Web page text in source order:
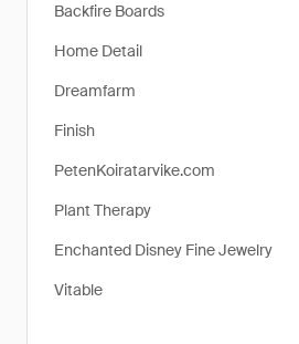
Backfire Boards
Home Detail
Dreamfarm
Finish
PetenKoiratarvike.com
Plant Therapy
Enchanted Disney Fine Jewelry
Vitable